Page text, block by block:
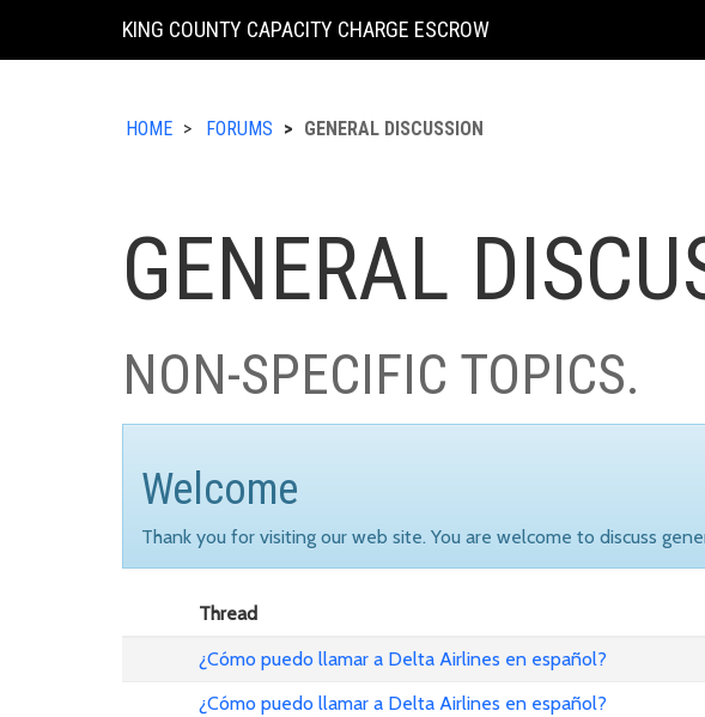
KING COUNTY CAPACITY CHARGE ESCROW
HOME FORUMS GENERAL DISCUSSION
GENERAL
NON-SPECIFIC TOPICS.
Welcome
Thank you for visiting our web site. You are welcome to discuss
Thread
¿Cómo puedo llamar a Delta Airlines en español?
¿Cómo puedo llamar a Delta Airlines en español?